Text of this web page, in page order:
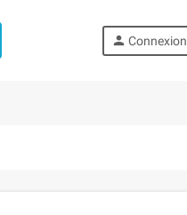
 Connexion